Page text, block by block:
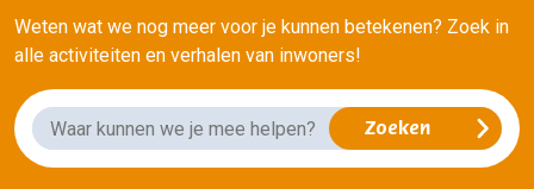
Weten wat we nog meer voor je kunnen betekenen? Zoek in
alle activiteiten en verhalen van inwoners!